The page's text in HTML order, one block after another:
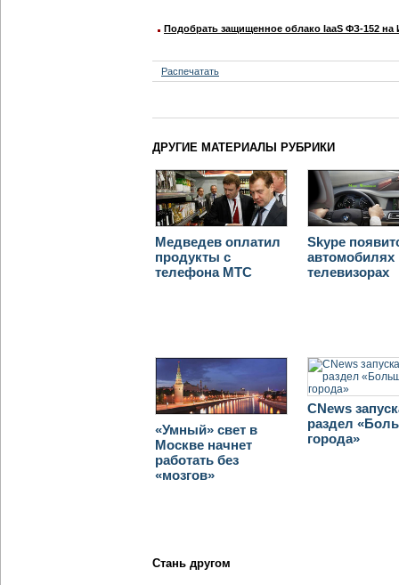
Подобрать защищенное облако IaaS ФЗ-152 на
Распечатать
ДРУГИЕ МАТЕРИАЛЫ РУБРИКИ
Медведев оплатил
продукты с
телефона МТС
Skype
автомобилях
телевизорах
«Умный» свет в
Москве начнет
работать без
«мозгов»
CNews
раздел
города»
Стань другом